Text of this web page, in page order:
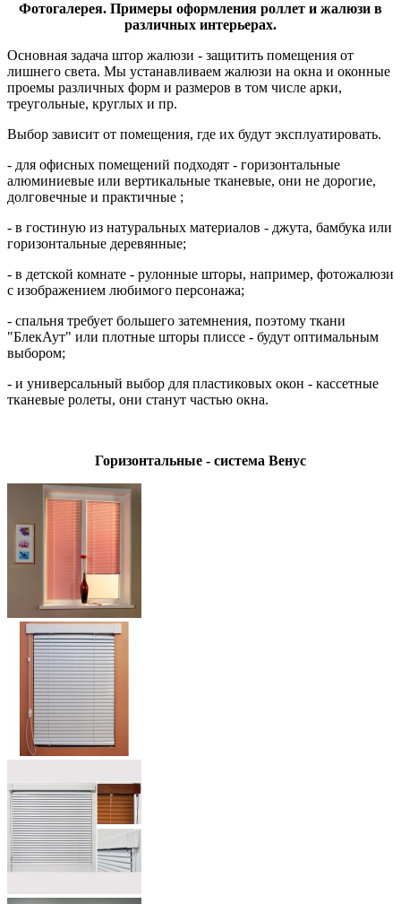
Фотогалерея. Примеры оформления роллет и жалюзи в
различных интерьерах.
Основная задача штор жалюзи - защитить помещения от
лишнего света. Мы устанавливаем жалюзи на окна и оконные
проемы различных форм и размеров в том числе арки,
треугольные, круглых и пр.
Выбор зависит от помещения, где их будут эксплуатировать.
- для офисных помещений подходят - горизонтальные
алюминиевые или вертикальные тканевые, они не дорогие,
долговечные и практичные ;
- в гостиную из натуральных материалов - джута, бамбука или
горизонтальные деревянные;
- в детской комнате - рулонные шторы, например, фотожалюзи
с изображением любимого персонажа;
- спальня требует большего затемнения, поэтому ткани
"БлекАут" или плотные шторы плиссе - будут оптимальным
выбором;
- и универсальный выбор для пластиковых окон - кассетные
тканевые ролеты, они станут частью окна.
Горизонтальные - система Венус